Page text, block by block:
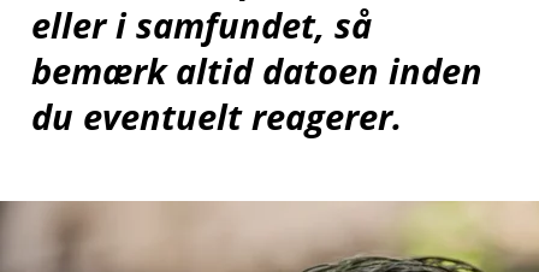
eller i samfundet, så
bemærk altid datoen inden
du eventuelt reagerer.